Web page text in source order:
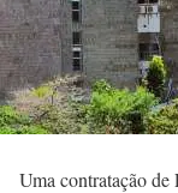
Uma contratação